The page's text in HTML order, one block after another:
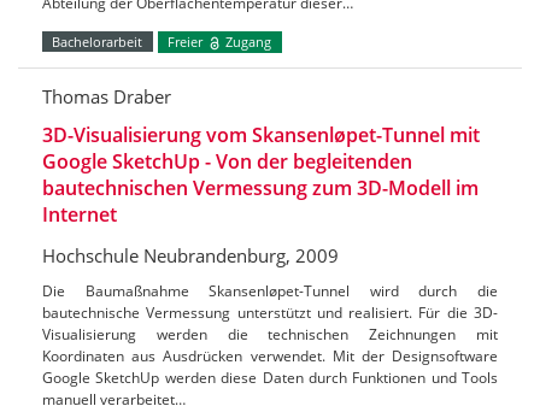
Bachelorarbeit Freier Zugang
Thomas Draber
3D-Visualisierung vom Skansenløpet-Tunnel mit
Google SketchUp - Von der begleitenden
bautechnischen Vermessung zum 3D-Modell im
Internet
Hochschule Neubrandenburg, 2009
Die Baumaßnahme Skansenløpet-Tunnel wird durch die
bautechnische Vermessung unterstützt und realisiert. Für die 3D-
Visualisierung werden die technischen Zeichnungen mit
Koordinaten aus Ausdrücken verwendet. Mit der Designsoftware
Google SketchUp werden diese Daten durch Funktionen und Tools
manuell verarbeitet…